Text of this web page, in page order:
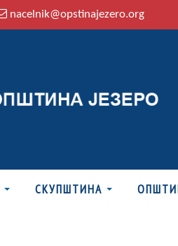
nacelnik@opstinajezero.org
СКУПШТИНА